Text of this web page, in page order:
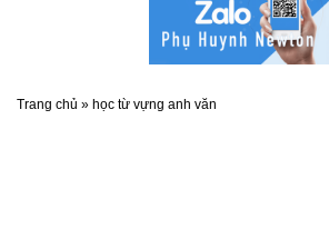
Trang chủ » học từ vựng anh văn